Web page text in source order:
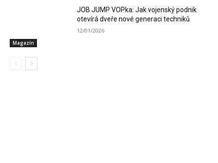
Magazín
JOB JUMP VOPka: Jak vojenský podnik
otevírá dveře nové generaci techniků
12/01/2026